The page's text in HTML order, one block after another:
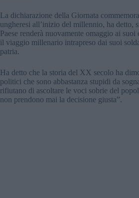
La dichiarazione della Giornata
ungheresi all’inizio del millennio, ha detto,
Paese renderà nuovamente omaggio ai suoi
il viaggio millenario intrapreso dai suoi
patria.
Ha detto che la storia del XX secolo ha
politici che sono abbastanza stupidi da
rifiutano di ascoltare le voci sobrie del
non prendono mai la decisione giusta”.